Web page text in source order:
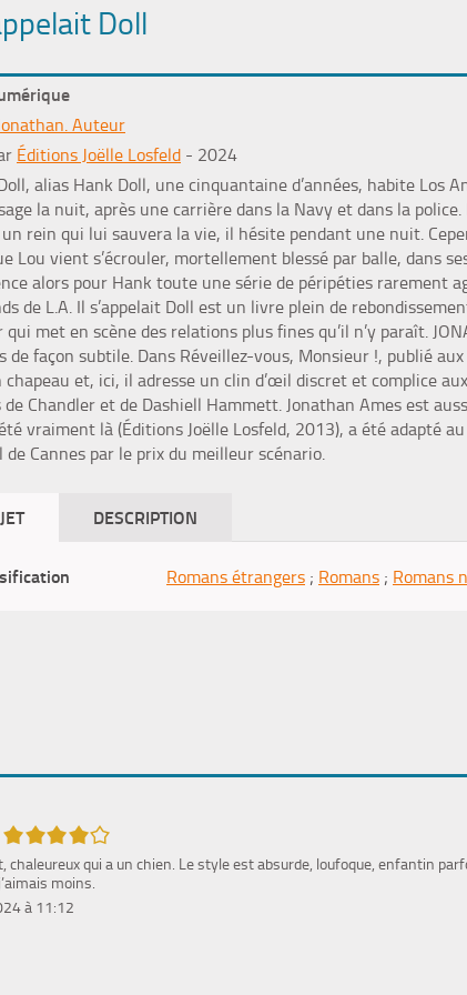
Doll
Auteur
Éditions Joëlle Losfeld - 2024
alias Hank Doll, une cinquantaine d’années, habite Los
la nuit, après une carrière dans la Navy et dans la
rein qui lui sauvera la vie, il hésite pendant une nuit.
Lou vient s’écrouler, mortellement blessé par balle, dans
alors pour Hank toute une série de péripéties rarement
de L.A. Il s’appelait Doll est un livre plein de
qui met en scène des relations plus fines qu’il n’y paraît.
de façon subtile. Dans Réveillez-vous, Monsieur !, publié
et, ici, il adresse un clin d’œil discret et complice
de Chandler et de Dashiell Hammett. Jonathan Ames est
vraiment là (Éditions Joëlle Losfeld, 2013), a été adapté
de Cannes par le prix du meilleur scénario.
DESCRIPTION
Romans étrangers ; Romans ; Romans
4/5
chaleureux qui a un chien. Le style est absurde, loufoque, enfantin
moins.
à 11:12